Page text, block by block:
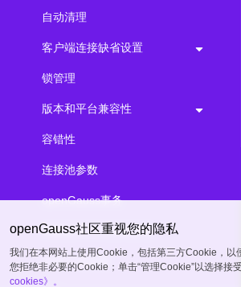
自动清理
客户端连接缺省设置
锁管理
版本和平台兼容性
容错性
连接池参数
openGauss事务
双数据库实例复制参数
开发人员选项
openGauss社区重视您的隐私
我们在本网站上使用Cookie，包括第三方Cookie，以
您拒绝非必要的Cookie；单击“管理Cookie”以选择
cookies》。